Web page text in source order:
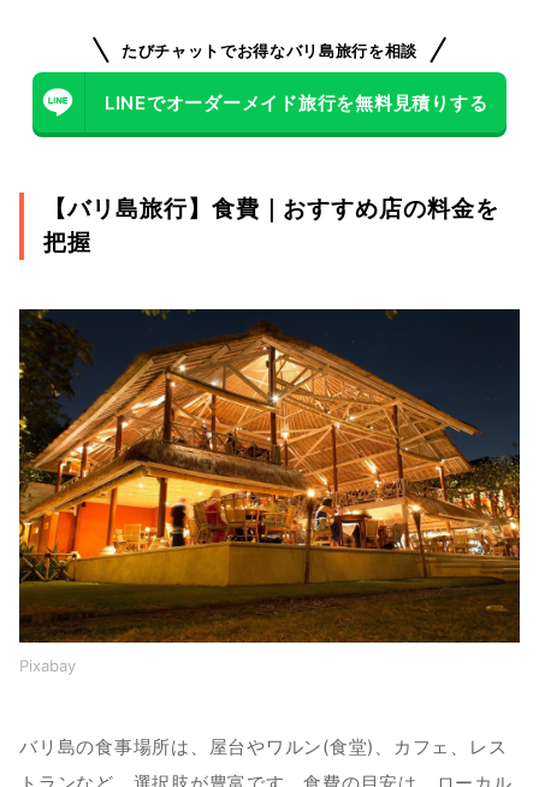
たびチャットでお得なバリ島旅行を相談
LINEでオーダーメイド旅行を無料見積りする
【バリ島旅行】食費｜おすすめ店の料金を
把握
Pixabay
バリ島の食事場所は、屋台やワルン(食堂)、カフェ、レス